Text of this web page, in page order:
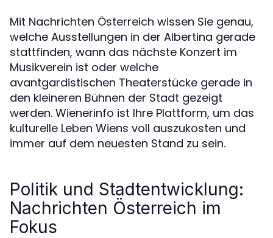
Mit Nachrichten Österreich wissen Sie genau,
welche Ausstellungen in der Albertina gerade
stattfinden, wann das nächste Konzert im
Musikverein ist oder welche
avantgardistischen Theaterstücke gerade in
den kleineren Bühnen der Stadt gezeigt
werden. Wienerinfo ist Ihre Plattform, um das
kulturelle Leben Wiens voll auszukosten und
immer auf dem neuesten Stand zu sein.
Politik und Stadtentwicklung:
Nachrichten Österreich im
Fokus